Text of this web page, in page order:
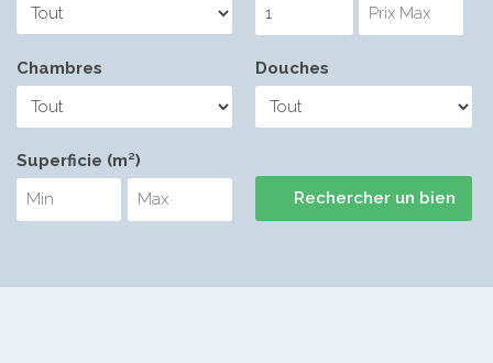
Chambres Douches
Superficie (m²)